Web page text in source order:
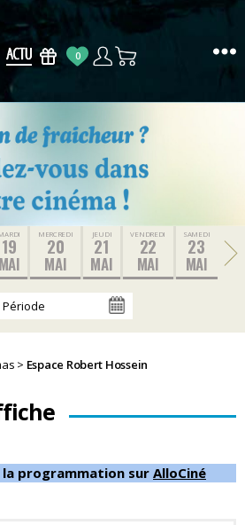
0
19
MAI
MERCREDI
20
MAI
JEUDI
21
MAI
VENDREDI
22
MAI
SAMEDI
23
MAI
> Espace Robert Hossein
programmation sur AlloCiné